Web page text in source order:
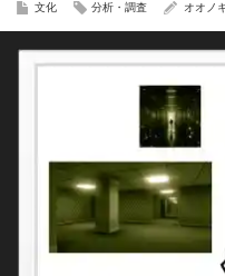
文化 分析・調査 オオノ